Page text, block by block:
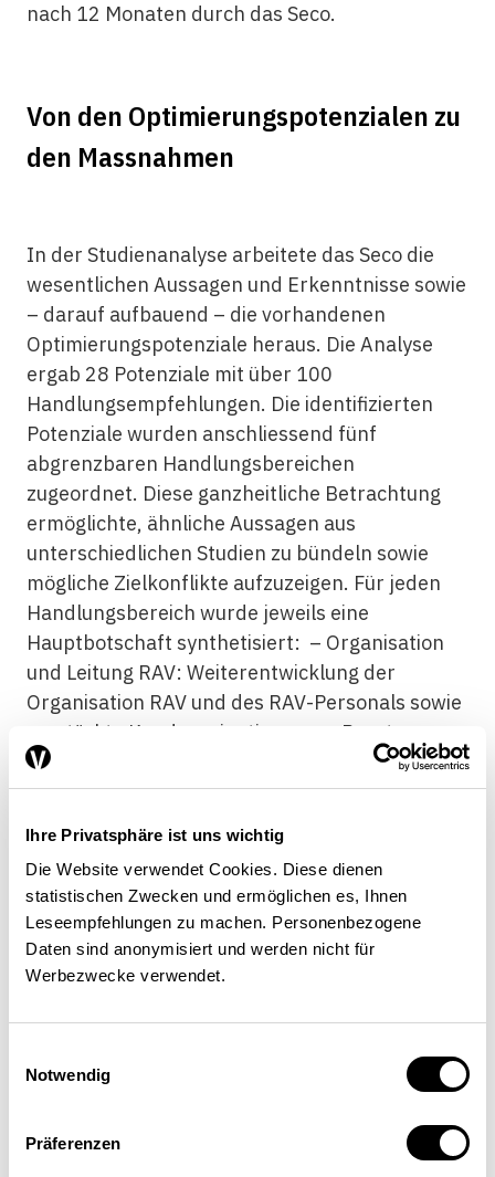
Ihre Privatsphäre ist uns wichtig
Die Website verwendet Cookies. Diese dienen
statistischen Zwecken und ermöglichen es, Ihnen
Leseempfehlungen zu machen. Personenbezogene
Daten sind anonymisiert und werden nicht für
Werbezwecke verwendet.
Notwendig
Präferenzen
nach 12 Monaten durch das Seco.
Von den Optimierungspotenzialen zu
den Massnahmen
In der Studienanalyse arbeitete das Seco die
wesentlichen Aussagen und Erkenntnisse sowie
– darauf aufbauend – die vorhandenen
Optimierungspotenziale heraus. Die Analyse
ergab 28 Potenziale mit über 100
Handlungsempfehlungen. Die identifizierten
Potenziale wurden anschliessend fünf
abgrenzbaren Handlungsbereichen
zugeordnet. Diese ganzheitliche Betrachtung
ermöglichte, ähnliche Aussagen aus
unterschiedlichen Studien zu bündeln sowie
mögliche Zielkonflikte aufzuzeigen. Für jeden
Handlungsbereich wurde jeweils eine
Hauptbotschaft synthetisiert: – Organisation
und Leitung RAV: Weiterentwicklung der
Organisation RAV und des RAV-Personals sowie
verstärkte Kundenorientierung; – Beratung:
Zielgerichteter Instrumenteneinsatz im
Rahmen der konsequenten Umsetzung der
Stellensuchenden und zur Vermeidung von
Langzeitarbeitslosigkeit unter Berücksichtigung
möglicher Zielgruppen; – Vermittlung und
Arbeitgeber: Qualitativer und quantitativer
Ausbau der Zusammenarbeit mit Arbeitgebern
AMM: Vermehrte bedarfs- und marktgerechte
Ausrichtung des Angebots, vorrangiger Einsatz
der AMM zur Verbesserung des Suchverhaltens
Interinstitutionelle Zusammenarbeit (IIZ):